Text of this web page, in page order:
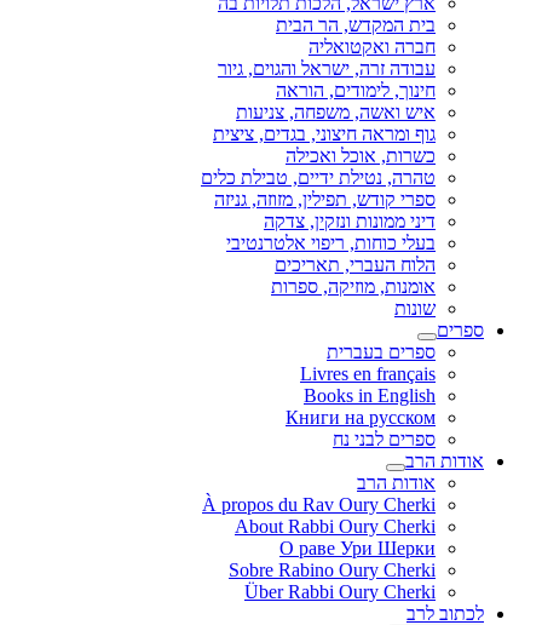
בית המקדש, הר הבית
חברה ואקטואליה
עבודה זרה, ישראל והגוים, גיור
חינוך, לימודים, הוראה
איש ואשה, משפחה, צניעות
גוף ומראה חיצוני, בגדים, ציצית
כשרות, אוכל ואכילה
טהרה, נטילת ידיים, טבילת כלים
ספרי קודש, תפילין, מזוזה, גניזה
דיני ממונות ונזקין, צדקה
בעלי כוחות, ריפוי אלטרנטיבי
הלוח העברי, תאריכים
אומנות, מוזיקה, ספרות
שונות
ספרים
ספרים בעברית
Livres en français
Books in English
Книги на русском
ספרים לבני נח
אודות הרב
אודות הרב
À propos du Rav Oury Cherki
About Rabbi Oury Cherki
О раве Ури Шерки
Sobre Rabino Oury Cherki
Über Rabbi Oury Cherki
לכתוב לרב